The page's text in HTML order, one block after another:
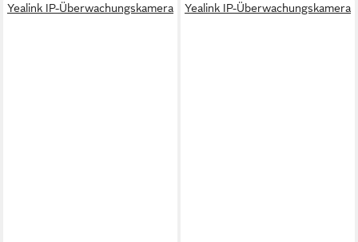
Yealink IP-Überwachungskamera Yealink IP-Überwachungskamera